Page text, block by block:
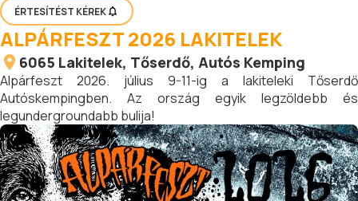
ÉRTESÍTÉST KÉREK
ALPÁRFESZT 2026 LAKITELEK
6065 Lakitelek, Tőserdő, Autós Kemping
Alpárfeszt 2026. július 9-11-ig a lakiteleki Tőserdő
Autóskempingben. Az ország egyik legzöldebb és
legundergroundabb bulija!